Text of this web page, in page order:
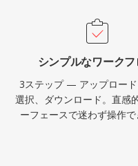
シンプルなワーク
3ステップ — アップロー
選択、ダウンロード。直感
ーフェースで迷わず操作で